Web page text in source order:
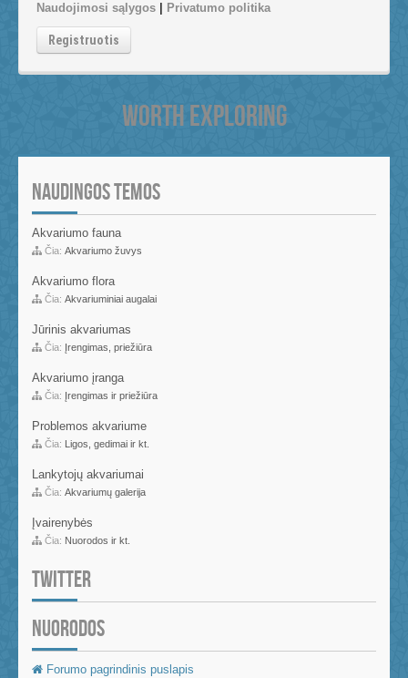
Naudojimosi sąlygos
Privatumo politika
Registruotis
WORTH EXPLORING
NAUDINGOS TEMOS
Akvariumo fauna
Čia: Akvariumo žuvys
Akvariumo flora
Čia: Akvariuminiai augalai
Jūrinis akvariumas
Čia: Įrengimas, priežiūra
Akvariumo įranga
Čia: Įrengimas ir priežiūra
Problemos akvariume
Čia: Ligos, gedimai ir kt.
Lankytojų akvariumai
Čia: Akvariumų galerija
Įvairenybės
Čia: Nuorodos ir kt.
TWITTER
NUORODOS
Forumo pagrindinis puslapis